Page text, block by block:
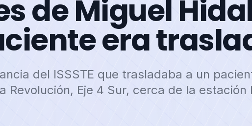
de Miguel
era
del ISSSTE que trasladaba a un
Revolución, Eje 4 Sur, cerca de la